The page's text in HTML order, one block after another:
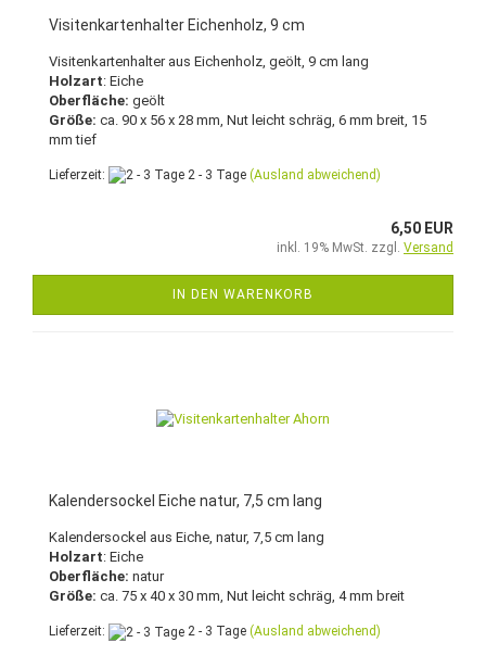
Visitenkartenhalter Eichenholz, 9 cm
Visitenkartenhalter aus Eichenholz, geölt, 9 cm lang
Holzart: Eiche
Oberfläche: geölt
Größe: ca. 90 x 56 x 28 mm, Nut leicht schräg, 6 mm breit, 15
mm tief
Lieferzeit: 2 - 3 Tage (Ausland abweichend)
6,50 EUR
inkl. 19% MwSt. zzgl. Versand
IN DEN WARENKORB
Kalendersockel Eiche natur, 7,5 cm lang
Kalendersockel aus Eiche, natur, 7,5 cm lang
Holzart: Eiche
Oberfläche: natur
Größe: ca. 75 x 40 x 30 mm, Nut leicht schräg, 4 mm breit
Lieferzeit: 2 - 3 Tage (Ausland abweichend)